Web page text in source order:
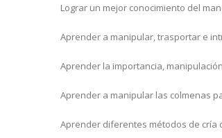
Lograr un mejor conocimiento del
Aprender a manipular, trasportar e
Aprender la importancia,
Aprender a manipular las colmenas
Aprender diferentes métodos de cría